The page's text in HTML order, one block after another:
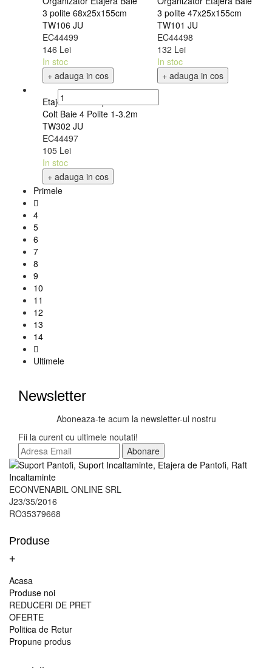
Raft Depozitare
Organizator Etajera Baie
3 polite 68x25x155cm
TW106 JU
EC44499
146 Lei
In stoc
+ adauga in cos
Raft Depozitare
Organizator Etajera Baie
3 polite 47x25x155cm
TW101 JU
EC44498
132 Lei
In stoc
Etajera Telescopica de
Colt Baie 4 Polite 1-3.2m
TW302 JU
EC44497
105 Lei
In stoc
Primele
4
5
6
7
8
9
10
11
12
13
14
Newsletter
Aboneaza-te acum la newsletter-ul nostru
Fii la curent cu ultimele noutati!
ECONVENABIL ONLINE SRL
RO35379668
Produse
+
Acasa
Produse noi
REDUCERI DE PRET
OFERTE
Propune produs